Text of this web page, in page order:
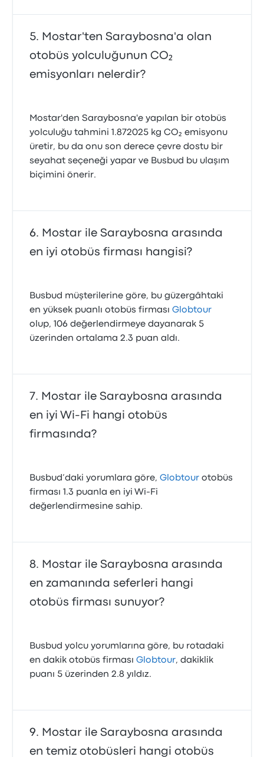
Mostar'ten Saraybosna'a olan
otobüs yolculuğunun CO₂
emisyonları nelerdir?
Mostar'den Saraybosna'e yapılan bir otobüs
yolculuğu tahmini 1.872025 kg CO₂ emisyonu
üretir, bu da onu son derece çevre dostu bir
seyahat seçeneği yapar ve Busbud bu ulaşım
biçimini önerir.
Mostar ile Saraybosna arasında
en iyi otobüs firması hangisi?
Busbud müşterilerine göre, bu güzergâhtaki
en yüksek puanlı otobüs firmasıGlobtour
olup, 106 değerlendirmeye dayanarak 5
üzerinden ortalama 2.3 puan aldı.
Mostar ile Saraybosna arasında
en iyi Wi-Fi hangi otobüs
firmasında?
Busbud’daki yorumlara göre,Globtour otobüs
firması 1.3 puanla en iyi Wi‑Fi
değerlendirmesine sahip.
Mostar ile Saraybosna arasında
en zamanında seferleri hangi
otobüs firması sunuyor?
Busbud yolcu yorumlarına göre, bu rotadaki
en dakik otobüs firmasıGlobtour, dakiklik
puanı 5 üzerinden 2.8 yıldız.
Mostar ile Saraybosna arasında
en temiz otobüsleri hangi otobüs